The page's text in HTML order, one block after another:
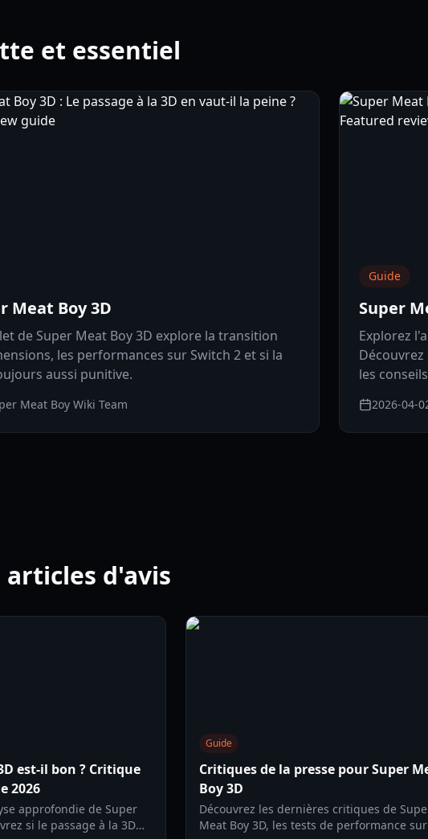
et essentiel
Meat Boy 3D
de Super Meat Boy 3D explore la transition
les performances sur Switch 2 et si la
aussi punitive.
Meat Boy Wiki Team
Guide
Super
Explorez
les
2026-04-
articles d'avis
est-il bon ? Critique
2026
approfondie de Super
si le passage à la 3D
Guide
Critiques de la presse pour Super
Boy 3D
Découvrez les dernières critiques de
Meat Boy 3D, les tests de performance sur